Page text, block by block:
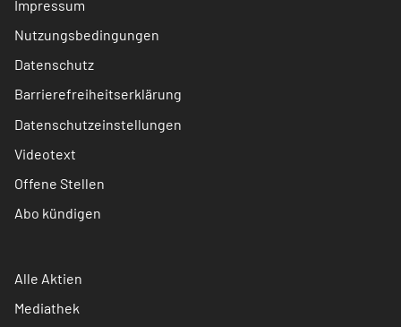
Impressum
Nutzungsbedingungen
Datenschutz
Barrierefreiheitserklärung
Datenschutzeinstellungen
Videotext
Offene Stellen
Abo kündigen
Alle Aktien
Mediathek